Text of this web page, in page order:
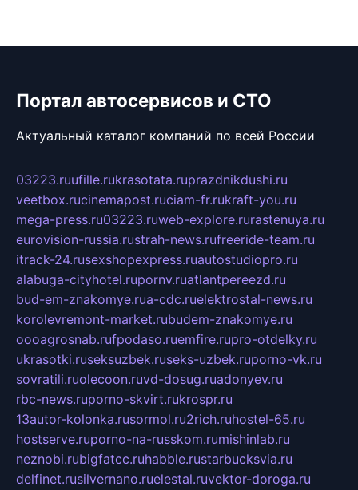
Портал автосервисов и СТО
Актуальный каталог компаний по всей России
03223.ruufille.rukrasotata.ruprazdnikdushi.ru
veetbox.rucinemapost.ruciam-fr.rukraft-you.ru
mega-press.ru03223.ruweb-explore.rurastenuya.ru
eurovision-russia.rustrah-news.rufreeride-team.ru
itrack-24.rusexshopexpress.ruautostudiopro.ru
alabuga-cityhotel.rupornv.ruatlantpereezd.ru
bud-em-znakomye.rua-cdc.ruelektrostal-news.ru
korolevremont-market.rubudem-znakomye.ru
oooagrosnab.rufpodaso.ruemfire.rupro-otdelky.ru
ukrasotki.ruseksuzbek.ruseks-uzbek.ruporno-vk.ru
sovratili.ruolecoon.ruvd-dosug.ruadonyev.ru
rbc-news.ruporno-skvirt.rukrospr.ru
13autor-kolonka.rusormol.ru2rich.ruhostel-65.ru
hostserve.ruporno-na-russkom.rumishinlab.ru
neznobi.rubigfatcc.ruhabble.rustarbucksvia.ru
delfinet.rusilvernano.ruelestal.ruvektor-doroga.ru